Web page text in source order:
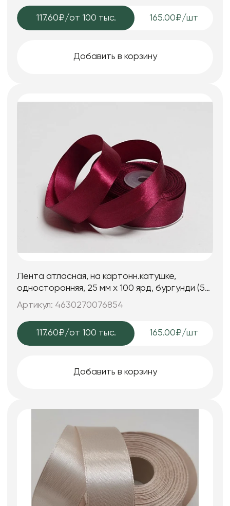
117.60₽/от 100 тыс. 165.00₽/шт
Добавить в корзину
Лента атласная, на картонн.катушке,
односторонняя, 25 мм х 100 ярд, бургунди (5
шт)
Артикул: 4630270076854
117.60₽/от 100 тыс. 165.00₽/шт
Добавить в корзину